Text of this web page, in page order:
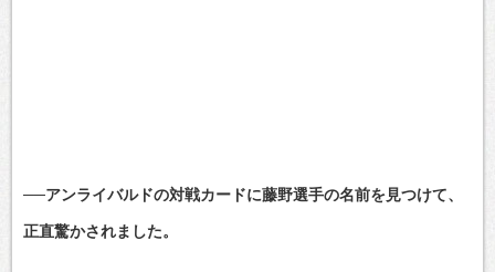
──アンライバルドの対戦カードに藤野選手の名前を見つけて、
正直驚かされました。